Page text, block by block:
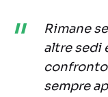
Rimane
altre sedi
sempre